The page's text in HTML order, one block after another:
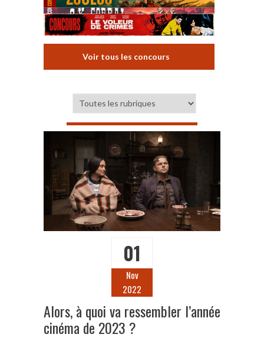
Voir tous les concours
01
Nov
2022
Alors, à quoi va ressembler l’année
cinéma de 2023 ?